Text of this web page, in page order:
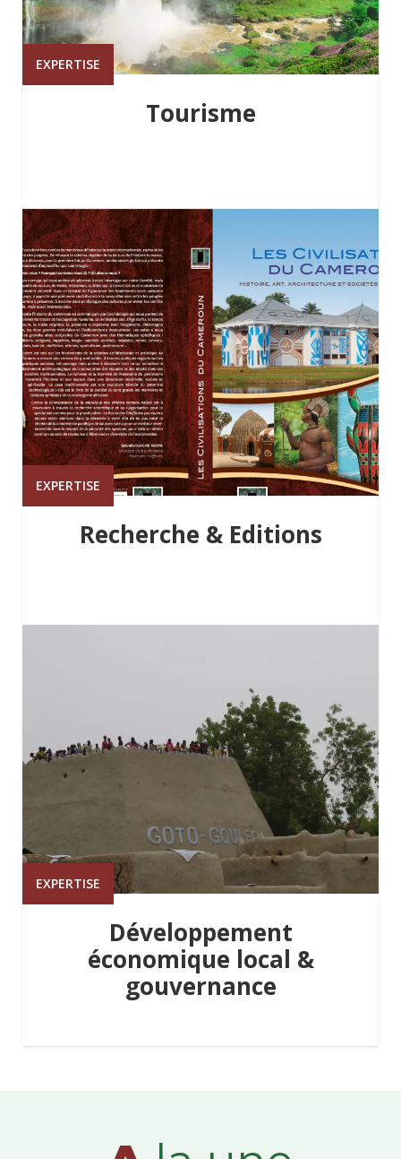
EXPERTISE
Tourisme
EXPERTISE
Recherche & Editions
EXPERTISE
Développement
économique local &
gouvernance